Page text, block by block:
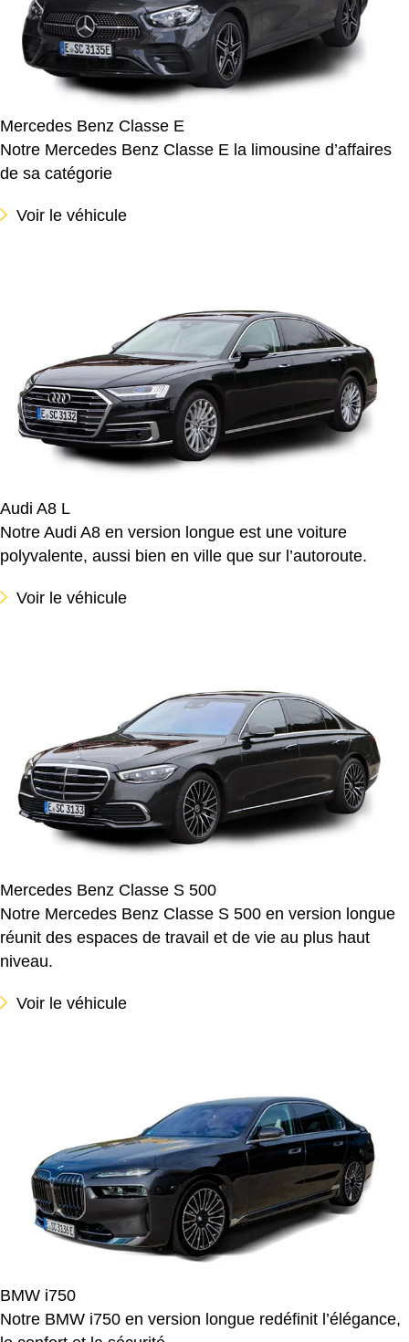
Mercedes Benz Classe E
Notre Mercedes Benz Classe E la limousine d’affaires
de sa catégorie
Voir le véhicule
Audi A8 L
Notre Audi A8 en version longue est une voiture
polyvalente, aussi bien en ville que sur l’autoroute.
Voir le véhicule
Mercedes Benz Classe S 500
Notre Mercedes Benz Classe S 500 en version longue
réunit des espaces de travail et de vie au plus haut
niveau.
Voir le véhicule
BMW i750
Notre BMW i750 en version longue redéfinit l’élégance,